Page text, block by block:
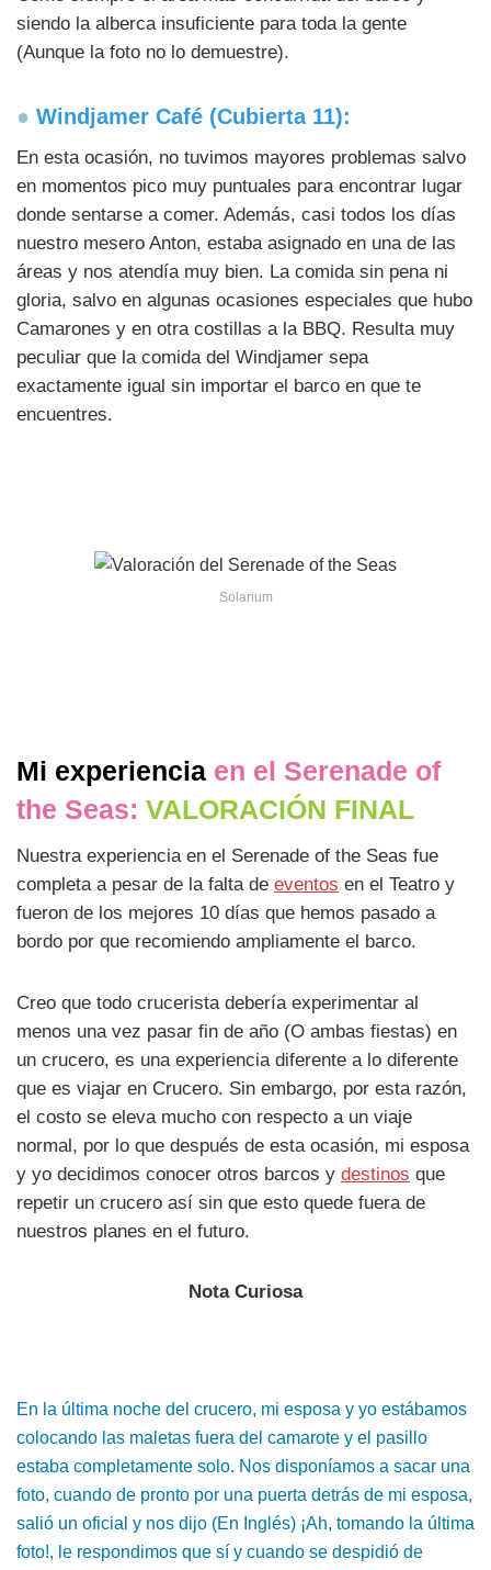
siendo la alberca insuficiente para toda la gente
(Aunque la foto no lo demuestre).
● Windjamer Café (Cubierta 11):
En esta ocasión, no tuvimos mayores problemas salvo
en momentos pico muy puntuales para encontrar lugar
donde sentarse a comer. Además, casi todos los días
nuestro mesero Anton, estaba asignado en una de las
áreas y nos atendía muy bien. La comida sin pena ni
gloria, salvo en algunas ocasiones especiales que hubo
Camarones y en otra costillas a la BBQ. Resulta muy
peculiar que la comida del Windjamer sepa
exactamente igual sin importar el barco en que te
encuentres.
Solarium
Mi experiencia en el Serenade of
the Seas: VALORACIÓN FINAL
Nuestra experiencia en el Serenade of the Seas fue
completa a pesar de la falta de eventos en el Teatro y
fueron de los mejores 10 días que hemos pasado a
bordo por que recomiendo ampliamente el barco.
Creo que todo crucerista debería experimentar al
menos una vez pasar fin de año (O ambas fiestas) en
un crucero, es una experiencia diferente a lo diferente
que es viajar en Crucero. Sin embargo, por esta razón,
el costo se eleva mucho con respecto a un viaje
normal, por lo que después de esta ocasión, mi esposa
y yo decidimos conocer otros barcos y destinos que
repetir un crucero así sin que esto quede fuera de
nuestros planes en el futuro.
Nota Curiosa
En la última noche del crucero, mi esposa y yo estábamos
colocando las maletas fuera del camarote y el pasillo
estaba completamente solo. Nos disponíamos a sacar una
foto, cuando de pronto por una puerta detrás de mi esposa,
salió un oficial y nos dijo (En Inglés) ¡Ah, tomando la última
foto!, le respondimos que sí y cuando se despidió de